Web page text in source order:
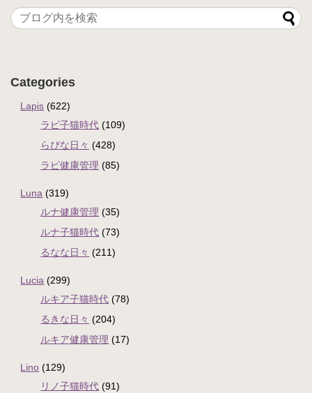
Categories
Lapis (622)
ラピ子猫時代 (109)
らぴな日々 (428)
ラピ健康管理 (85)
Luna (319)
ルナ健康管理 (35)
ルナ子猫時代 (73)
るなな日々 (211)
Lucia (299)
ルキア子猫時代 (78)
るきな日々 (204)
ルキア健康管理 (17)
Lino (129)
リノ子猫時代 (91)